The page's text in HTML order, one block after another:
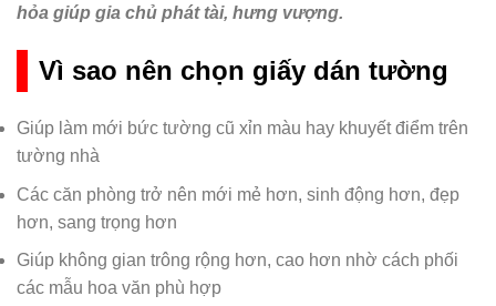
hỏa giúp gia chủ phát tài, hưng vượng.
Vì sao nên chọn giấy dán tường
Giúp làm mới bức tường cũ xỉn màu hay khuyết điểm trên
tường nhà
Các căn phòng trở nên mới mẻ hơn, sinh động hơn, đẹp
hơn, sang trọng hơn
Giúp không gian trông rộng hơn, cao hơn nhờ cách phối
các mẫu hoa văn phù hợp